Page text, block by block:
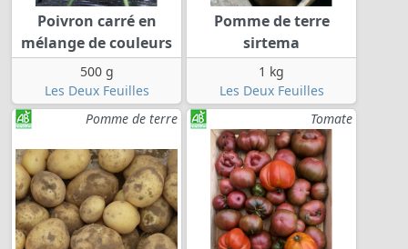
Poivron carré en
mélange de couleurs
500 g
Les Deux Feuilles
Pomme de terre
sirtema
1 kg
Les Deux Feuilles
Pomme de terre
Tomate